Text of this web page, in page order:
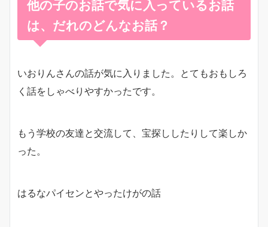
他の子のお話で気に入っているお話
は、だれのどんなお話？
いおりんさんの話が気に入りました。とてもおもしろ
く話をしゃべりやすかったです。
もう学校の友達と交流して、宝探ししたりして楽しか
った。
はるなパイセンとやったけがの話